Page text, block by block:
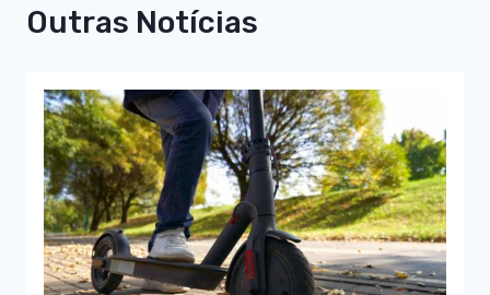
Outras Notícias